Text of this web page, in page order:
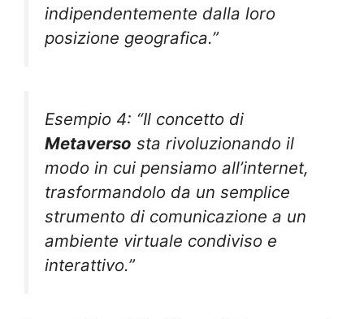
indipendentemente dalla loro
posizione geografica.”
Esempio 4: “Il concetto di
Metaverso sta rivoluzionando il
modo in cui pensiamo all’internet,
trasformandolo da un semplice
strumento di comunicazione a un
ambiente virtuale condiviso e
interattivo.”